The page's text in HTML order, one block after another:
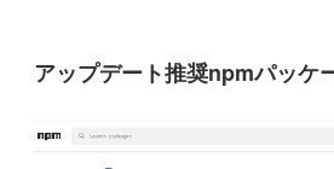
アップデート推奨npmパッケ